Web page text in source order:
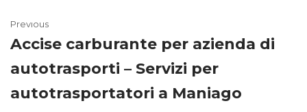
Previous
Accise carburante per azienda di
autotrasporti – Servizi per
autotrasportatori a Maniago